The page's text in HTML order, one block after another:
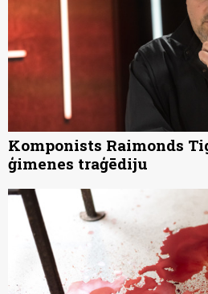
Komponists Raimonds
ģimenes traģēdiju